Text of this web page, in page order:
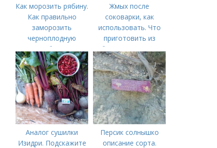
Как морозить рябину.
Как правильно
заморозить
черноплодную
рябину
Жмых после
соковарки, как
использовать. Что
приготовить из
яблочного пюре от
сока после
соковарки,
соковыжималки.
Рецепты пошагово
Аналог сушилки
Изидри. Подскажите
Персик солнышко
описание сорта.